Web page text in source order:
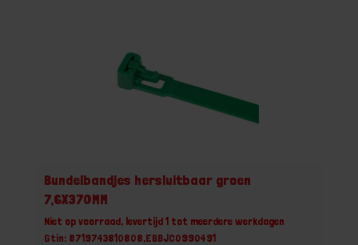
Bundelbandjes hersluitbaar groen
7,6X370MM
Niet op voorraad, levertijd 1 tot meerdere werkdagen
Gtin: 8719743810808,EBBJC0990491